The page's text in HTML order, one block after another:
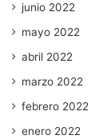
junio 2022
mayo 2022
abril 2022
marzo 2022
febrero 2022
enero 2022